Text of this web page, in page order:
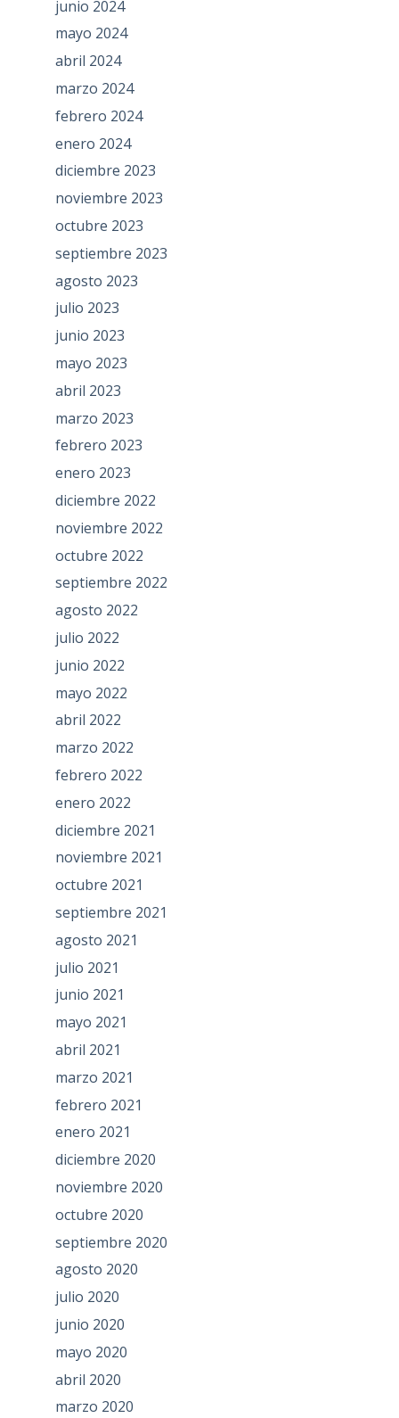
junio 2024
mayo 2024
abril 2024
marzo 2024
febrero 2024
enero 2024
diciembre 2023
noviembre 2023
octubre 2023
septiembre 2023
agosto 2023
julio 2023
junio 2023
mayo 2023
abril 2023
marzo 2023
febrero 2023
enero 2023
diciembre 2022
noviembre 2022
octubre 2022
septiembre 2022
agosto 2022
julio 2022
junio 2022
mayo 2022
abril 2022
marzo 2022
febrero 2022
enero 2022
diciembre 2021
noviembre 2021
octubre 2021
septiembre 2021
agosto 2021
julio 2021
junio 2021
mayo 2021
abril 2021
marzo 2021
febrero 2021
enero 2021
diciembre 2020
noviembre 2020
octubre 2020
septiembre 2020
agosto 2020
julio 2020
junio 2020
mayo 2020
abril 2020
marzo 2020